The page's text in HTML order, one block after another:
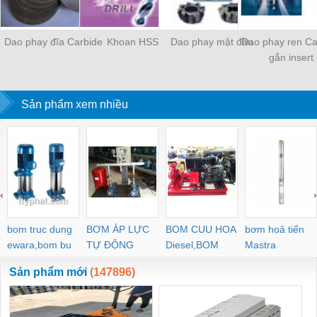
Dao phay đĩa Carbide Khoan HSS Dao phay mặt đầuDao phay ren
gắn insert
Sản phẩm xem nhiều
bom truc dung
ewara,bom bu
ewara
BƠM ÁP LỰC
TỰ ĐỘNG
BOM CUU HOA
Diesel,BOM
CHUA CHAY
bơm hoả tiển
Mastra
‹ ›
Sản phẩm mới (147896)